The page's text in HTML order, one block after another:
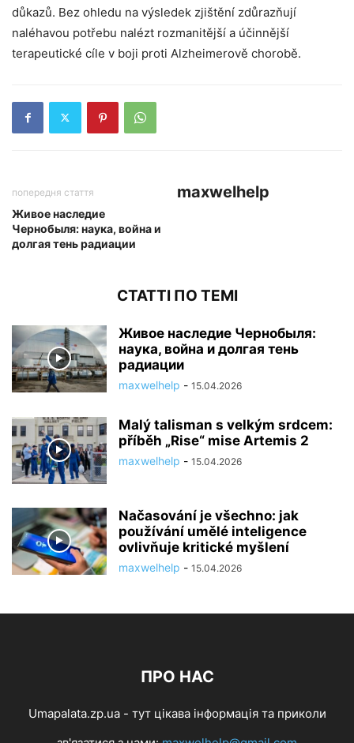
důkazů. Bez ohledu na výsledek zjištění zdůrazňují
naléhavou potřebu nalézt rozmanitější a účinnější
terapeutické cíle v boji proti Alzheimerově chorobě.
попередня стаття
Живое наследие
Чернобыля: наука, война и
долгая тень радиации
maxwelhelp
СТАТТІ ПО ТЕМІ
Живое наследие Чернобыля:
наука, война и долгая тень
радиации
maxwelhelp - 15.04.2026
Malý talisman s velkým srdcem:
příběh „Rise“ mise Artemis 2
maxwelhelp - 15.04.2026
Načasování je všechno: jak
používání umělé inteligence
ovlivňuje kritické myšlení
maxwelhelp - 15.04.2026
ПРО НАС
Umapalata.zp.ua - тут цікава інформація та приколи